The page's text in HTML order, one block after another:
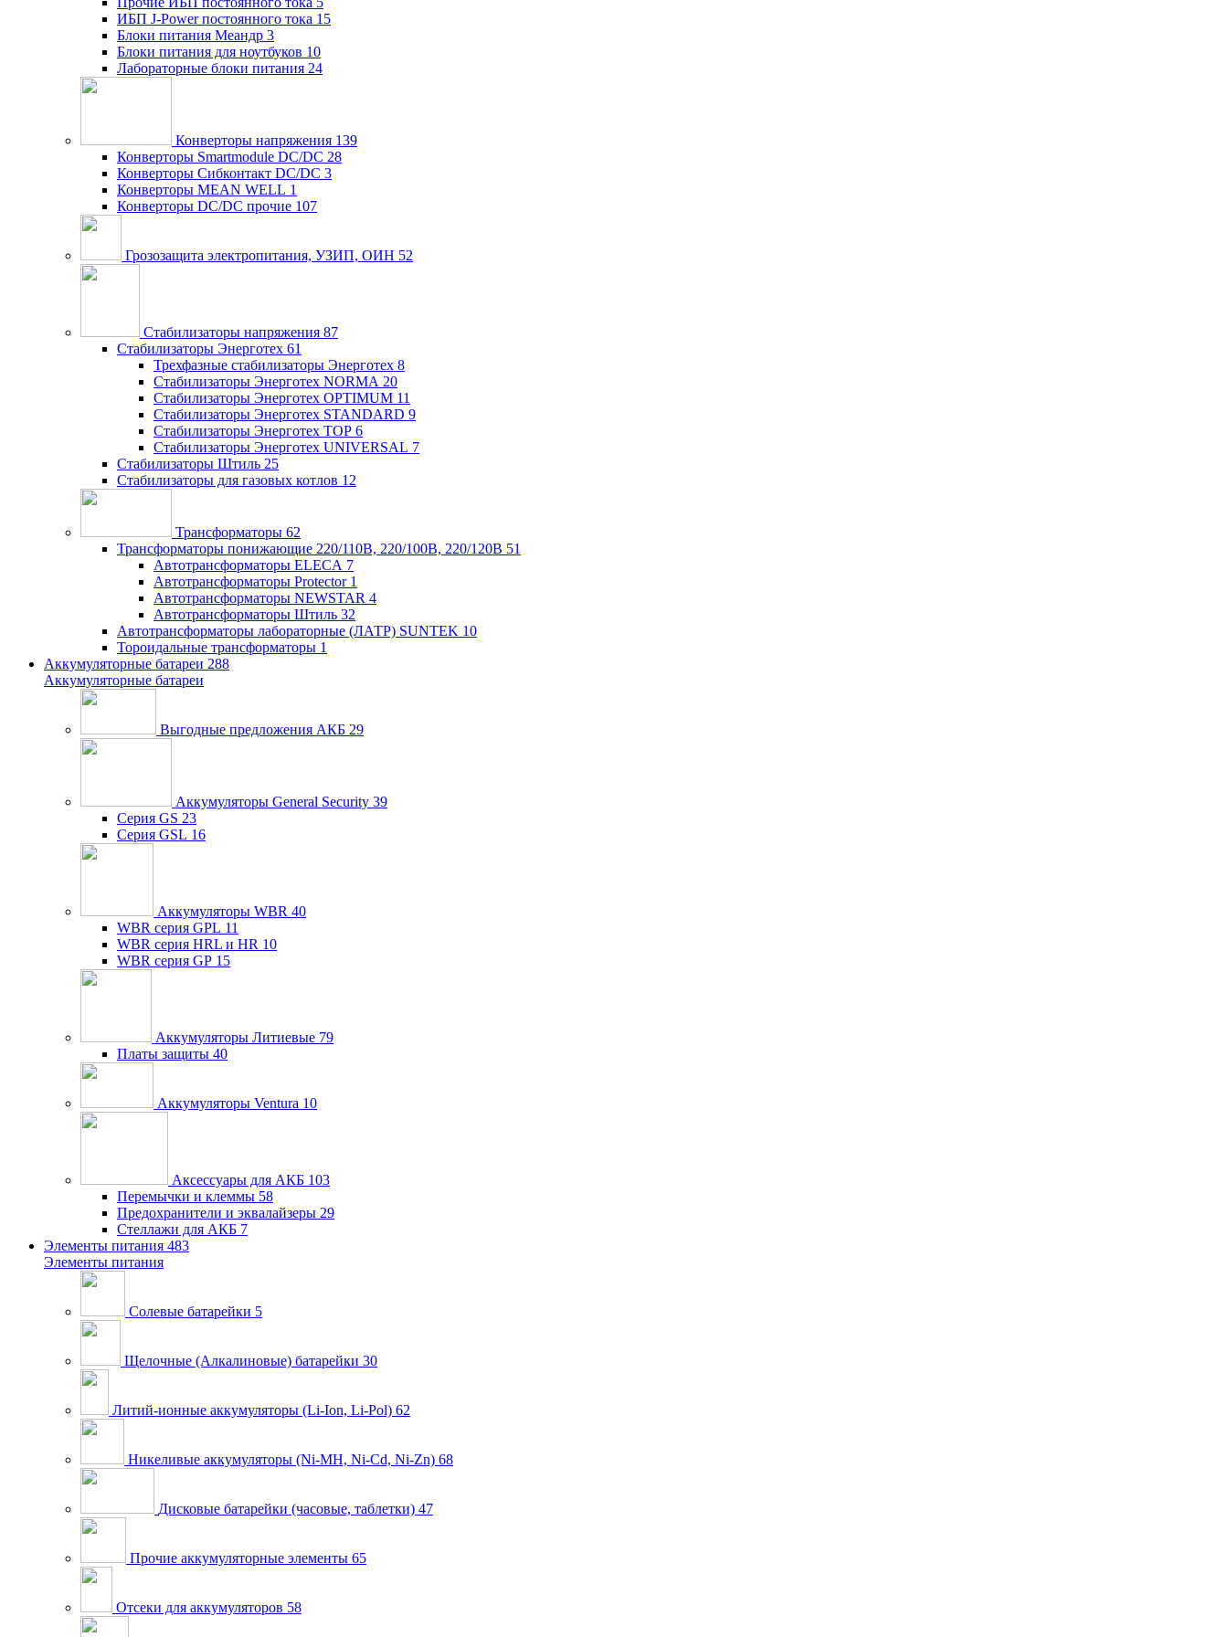
ИБП J-Power постоянного тока 15
Блоки питания Меандр 3
Блоки питания для ноутбуков 10
Лабораторные блоки питания 24
Конверторы напряжения 139
Конверторы Smartmodule DC/DC 28
Конверторы Сибконтакт DC/DC 3
Конверторы MEAN WELL 1
Конверторы DC/DC прочие 107
Грозозащита электропитания, УЗИП, ОИН 52
Стабилизаторы напряжения 87
Стабилизаторы Энерготех 61
Трехфазные стабилизаторы Энерготех 8
Стабилизаторы Энерготех NORMA 20
Стабилизаторы Энерготех OPTIMUM 11
Стабилизаторы Энерготех STANDARD 9
Стабилизаторы Энерготех TOP 6
Стабилизаторы Энерготех UNIVERSAL 7
Стабилизаторы Штиль 25
Стабилизаторы для газовых котлов 12
Трансформаторы 62
Трансформаторы понижающие 220/110В, 220/100В, 220/120В 51
Автотрансформаторы ELECA 7
Автотрансформаторы Protector 1
Автотрансформаторы NEWSTAR 4
Автотрансформаторы Штиль 32
Автотрансформаторы лабораторные (ЛАТР) SUNTEK 10
Тороидальные трансформаторы 1
Аккумуляторные батареи 288
Аккумуляторные батареи
Выгодные предложения АКБ 29
Аккумуляторы General Security 39
Серия GS 23
Серия GSL 16
Аккумуляторы WBR 40
WBR серия GPL 11
WBR серия HRL и HR 10
WBR серия GP 15
Аккумуляторы Литиевые 79
Платы защиты 40
Аккумуляторы Ventura 10
Аксессуары для АКБ 103
Перемычки и клеммы 58
Предохранители и эквалайзеры 29
Стеллажи для АКБ 7
Элементы питания 483
Элементы питания
Солевые батарейки 5
Щелочные (Алкалиновые) батарейки 30
Литий-ионные аккумуляторы (Li-Ion, Li-Pol) 62
Никеливые аккумуляторы (Ni-MH, Ni-Cd, Ni-Zn) 68
Дисковые батарейки (часовые, таблетки) 47
Прочие аккумуляторные элементы 65
Отсеки для аккумуляторов 58